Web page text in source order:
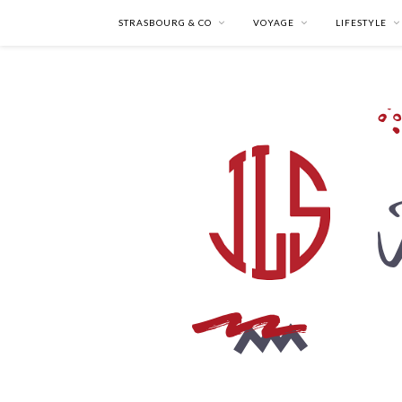
STRASBOURG & CO VOYAGE LIFESTYLE